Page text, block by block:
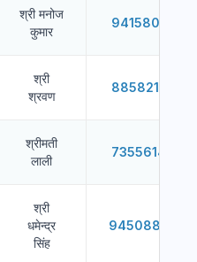
श्री मनोज
कुमार
9415805559
श्री
श्रवण
8858219224
श्रीमती
लाली
7355614588
श्री
धमेन्द्र
सिंह
9450886663